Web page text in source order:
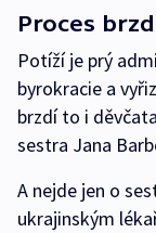
Proces
Potíží je prý
byrokracie a
brzdí to i
sestra Jana
A nejde jen o
ukrajinským